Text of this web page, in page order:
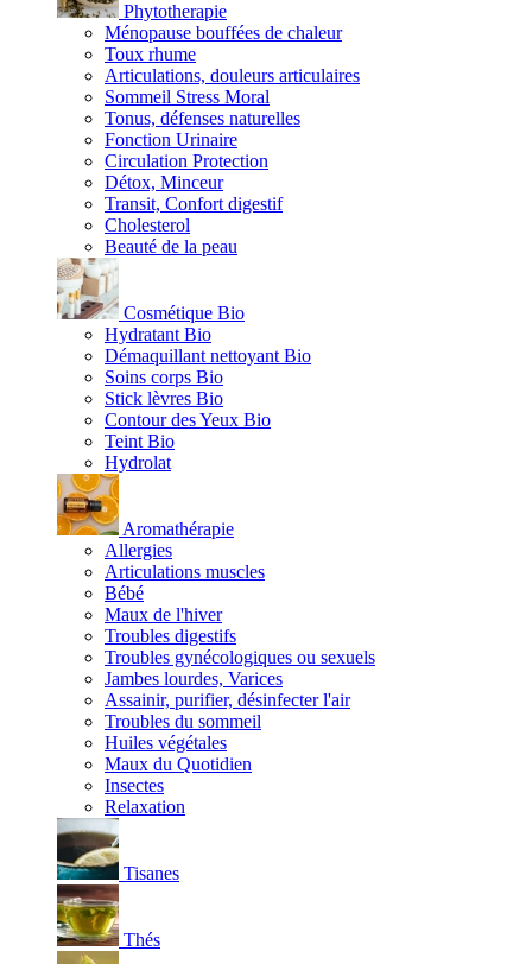
Phytotherapie
Ménopause bouffées de chaleur
Toux rhume
Articulations, douleurs articulaires
Sommeil Stress Moral
Tonus, défenses naturelles
Fonction Urinaire
Circulation Protection
Détox, Minceur
Transit, Confort digestif
Cholesterol
Beauté de la peau
Cosmétique Bio
Hydratant Bio
Démaquillant nettoyant Bio
Soins corps Bio
Stick lèvres Bio
Contour des Yeux Bio
Teint Bio
Hydrolat
Aromathérapie
Allergies
Articulations muscles
Bébé
Maux de l'hiver
Troubles digestifs
Troubles gynécologiques ou sexuels
Jambes lourdes, Varices
Assainir, purifier, désinfecter l'air
Troubles du sommeil
Huiles végétales
Maux du Quotidien
Insectes
Relaxation
Tisanes
Thés